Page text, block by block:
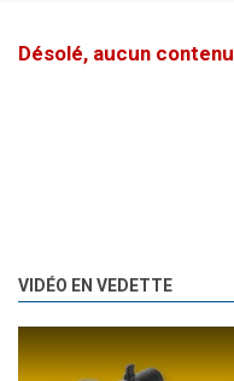
Désolé, aucun
VIDÉO EN VEDETTE